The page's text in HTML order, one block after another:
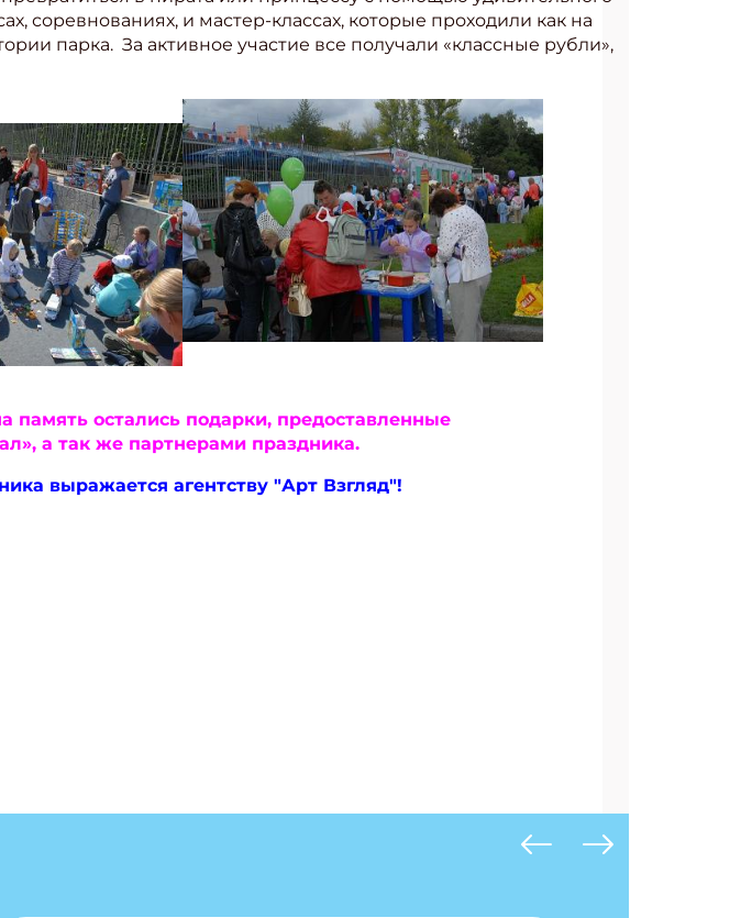
соревнованиях, и мастер-классах, которые проходили как на
парка. За активное участие все получали «классные рубли»,
память остались подарки, предоставленные
а так же партнерами праздника.
выражается агентству "Арт Взгляд"!